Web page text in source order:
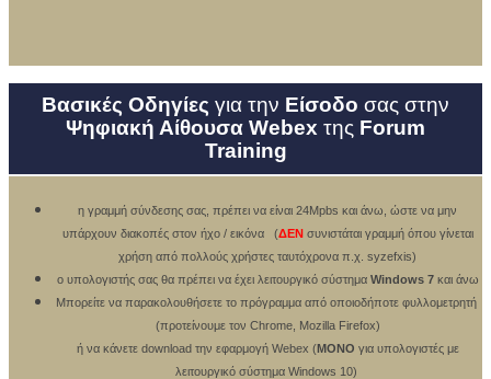
Βασικές Οδηγίες για την Είσοδο σας στην
Ψηφιακή Αίθουσα Webex της Forum
Training
η γραμμή σύνδεσης σας, πρέπει να είναι 24Mpbs και άνω, ώστε να μην
υπάρχουν διακοπές στον ήχο / εικόνα (ΔΕΝ συνιστάται γραμμή όπου γίνεται
χρήση από πολλούς χρήστες ταυτόχρονα π.χ. syzefxis)
o υπολογιστής σας θα πρέπει να έχει λειτουργικό σύστημα Windows 7και άνω
Μπορείτε να παρακολουθήσετε το πρόγραμμα από οποιοδήποτε φυλλομετρητή
(προτείνουμε τον Chrome, Mozilla Firefox)
ή να κάνετε download την εφαρμογή Webex (ΜΟΝΟ για υπολογιστές με
λειτουργικό σύστημα Windows 10)